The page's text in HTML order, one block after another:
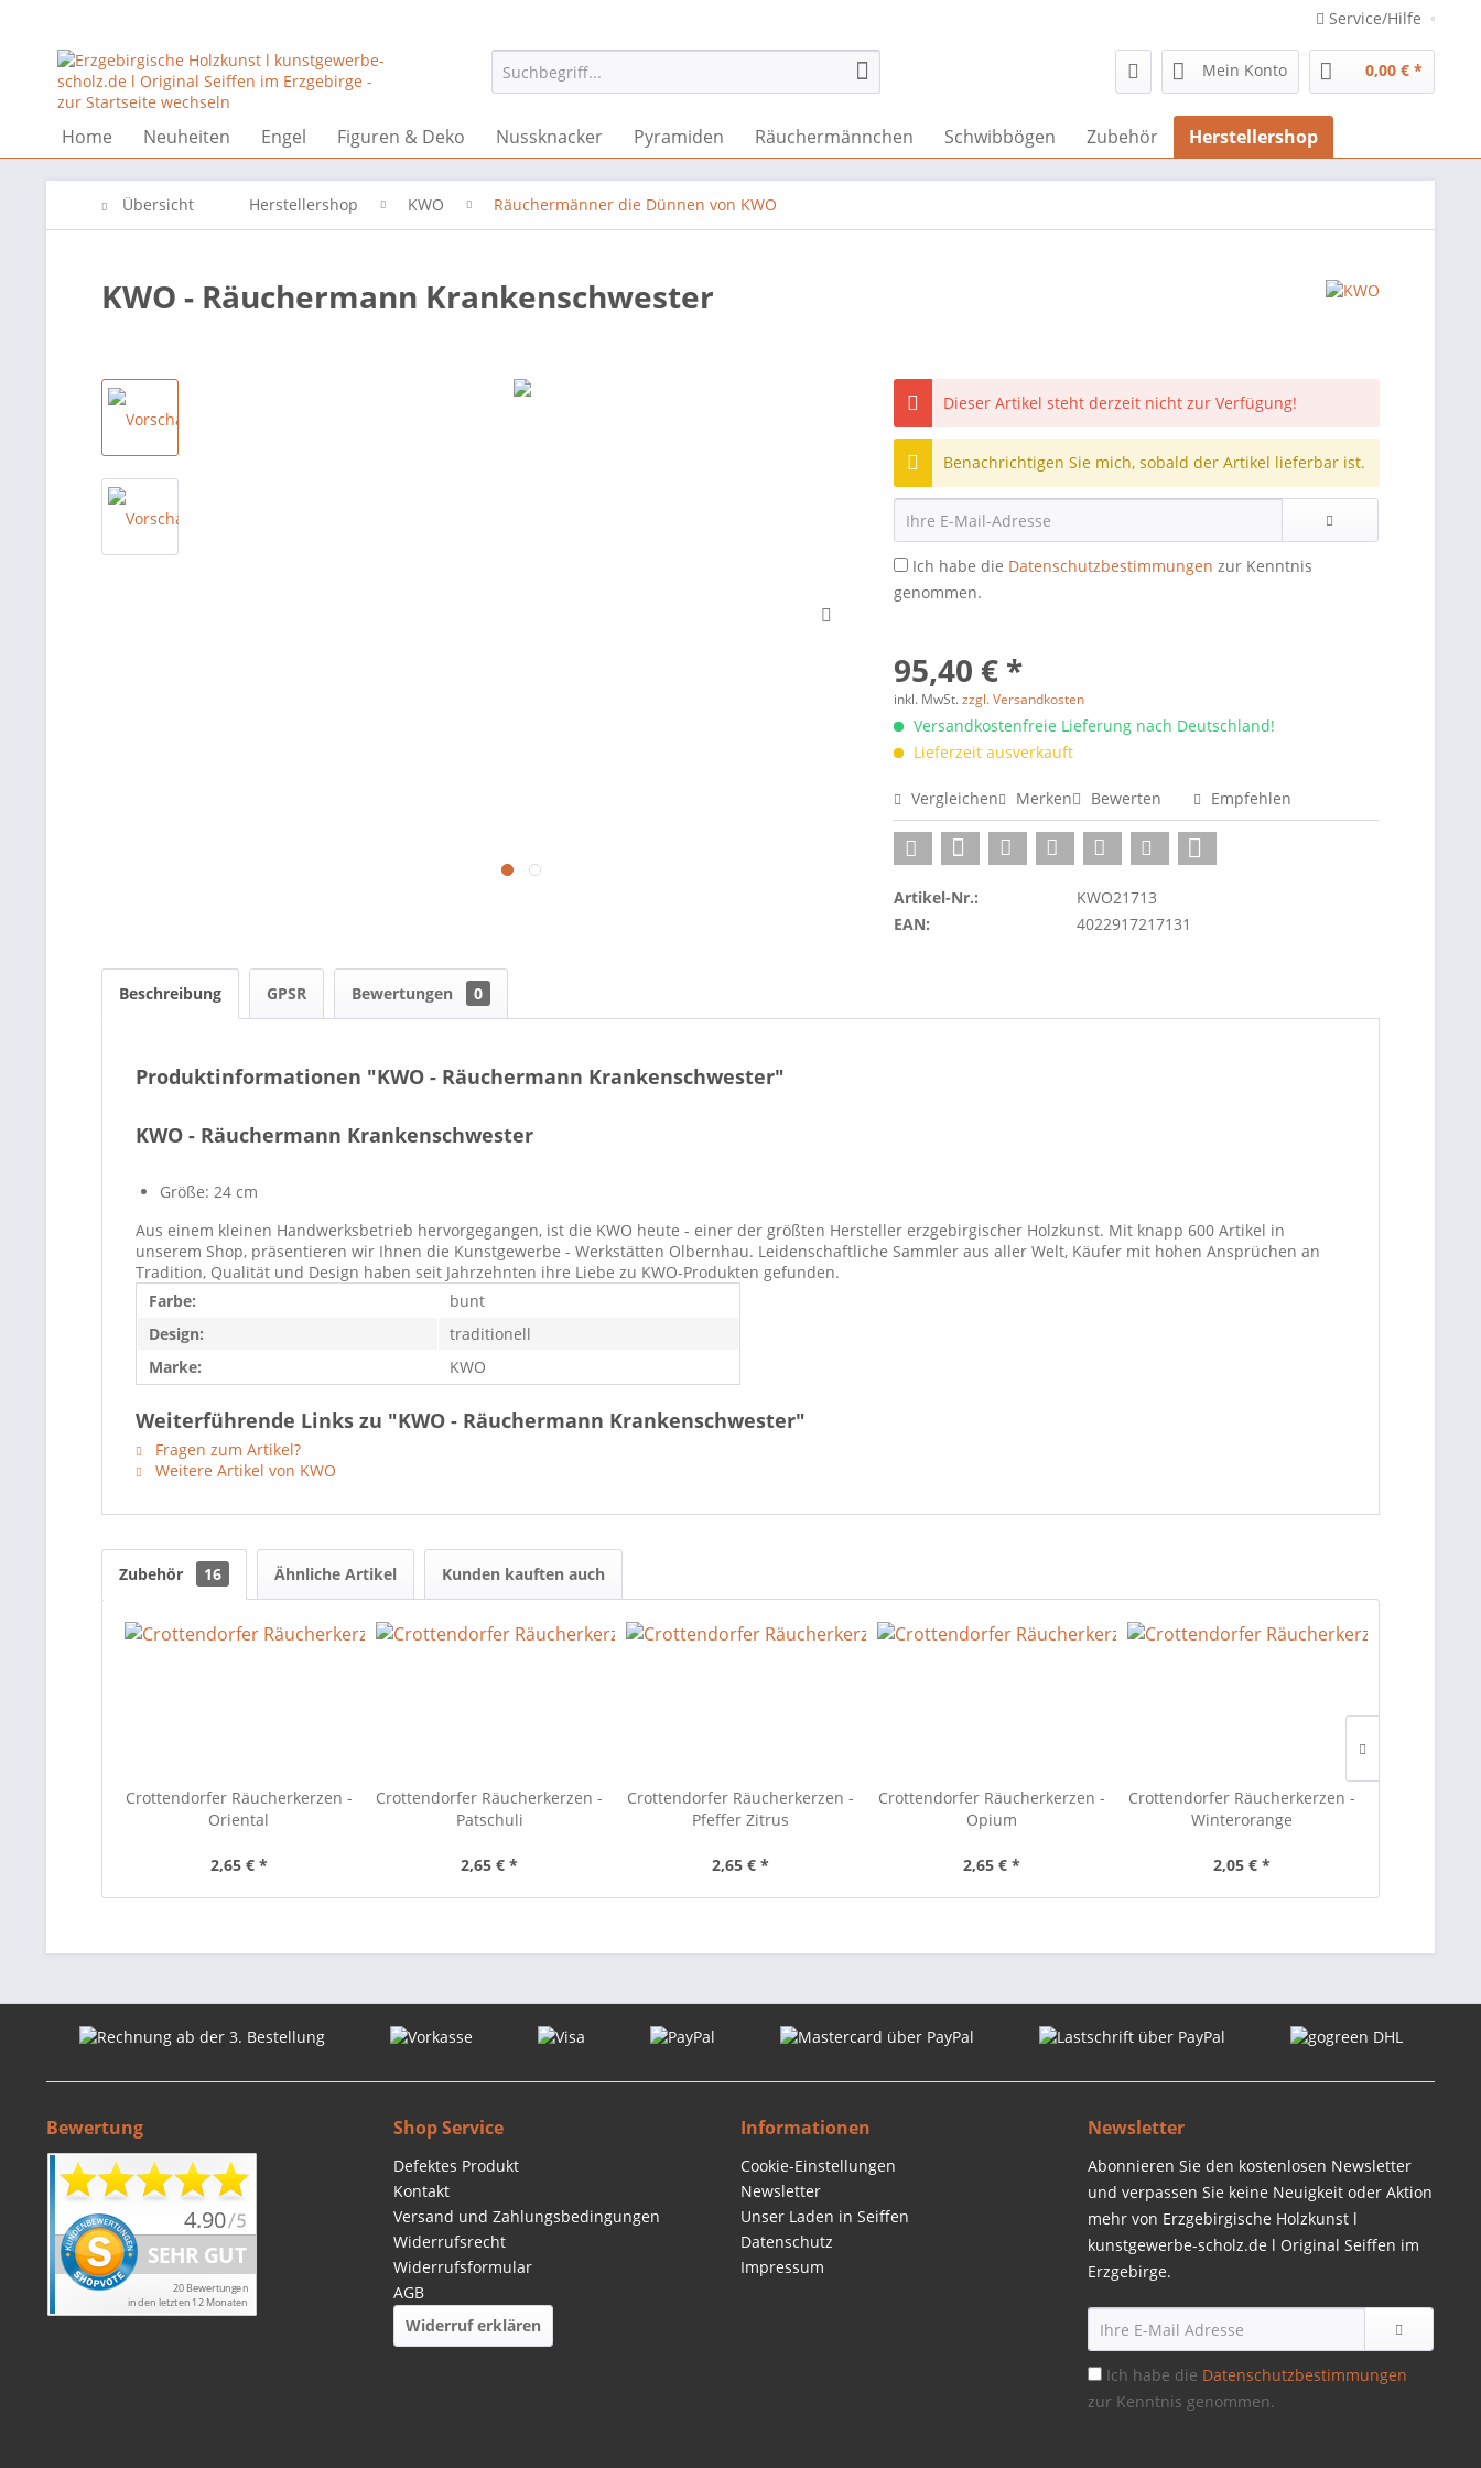
Service/Hilfe
Mein Konto 0,00 € *
Home Neuheiten Engel Figuren & Deko Nussknacker Pyramiden Räuchermännchen Schwibbögen Zubehör Herstellershop
Übersicht Herstellershop KWO Räuchermänner die Dünnen von KWO
KWO - Räuchermann Krankenschwester
Dieser Artikel steht derzeit nicht zur Verfügung!
Benachrichtigen Sie mich, sobald der Artikel lieferbar ist.
Ich habe die Datenschutzbestimmungen zur Kenntnis
genommen.
95,40 € *
inkl. MwSt.zzgl. Versandkosten
Versandkostenfreie Lieferung nach Deutschland!
Lieferzeit ausverkauft
Vergleichen Merken Bewerten Empfehlen
Artikel-Nr.:
KWO21713
EAN:
4022917217131
Beschreibung GPSR Bewertungen 0
Produktinformationen "KWO - Räuchermann Krankenschwester"
KWO - Räuchermann Krankenschwester
Größe: 24 cm
Aus einem kleinen Handwerksbetrieb hervorgegangen, ist die KWO heute - einer der größten Hersteller erzgebirgischer Holzkunst. Mit knapp 600 Artikel in
unserem Shop, präsentieren wir Ihnen die Kunstgewerbe - Werkstätten Olbernhau. Leidenschaftliche Sammler aus aller Welt, Käufer mit hohen Ansprüchen an
Tradition, Qualität und Design haben seit Jahrzehnten ihre Liebe zu KWO-Produkten gefunden.
Farbe:
bunt
Design:
traditionell
Marke:
KWO
Weiterführende Links zu "KWO - Räuchermann Krankenschwester"
Fragen zum Artikel?
Weitere Artikel von KWO
Zubehör 16 Ähnliche Artikel Kunden kauften auch
Crottendorfer Räucherkerzen -
Oriental
2,65 € *
Crottendorfer Räucherkerzen -
Patschuli
2,65 € *
Crottendorfer Räucherkerzen -
Pfeffer Zitrus
2,65 € *
Crottendorfer Räucherkerzen -
Opium
2,65 € *
Crottendorfer Räucherkerzen -
Winterorange
2,05 € *
Bewertung Shop Service
Defektes Produkt
Kontakt
Versand und Zahlungsbedingungen
Widerrufsrecht
Widerrufsformular
AGB
Widerruf erklären
Informationen
Cookie-Einstellungen
Newsletter
Unser Laden in Seiffen
Datenschutz
Impressum
Newsletter
Abonnieren Sie den kostenlosen Newsletter
und verpassen Sie keine Neuigkeit oder Aktion
mehr von Erzgebirgische Holzkunst l
kunstgewerbe-scholz.de l Original Seiffen im
Erzgebirge.
Ich habe die Datenschutzbestimmungen
zur Kenntnis genommen.